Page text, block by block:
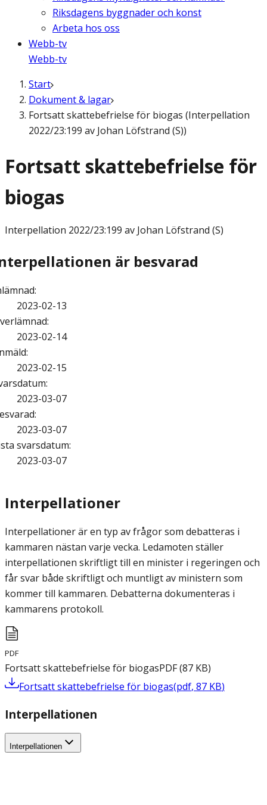
Riksdagens byggnader och konst
Arbeta hos oss
Webb-tv
Webb-tv
Start
Dokument & lagar
Fortsatt skattebefrielse för biogas (Interpellation
2022/23:199 av Johan Löfstrand (S))
Fortsatt skattebefrielse för
biogas
Interpellation 2022/23:199 av Johan Löfstrand (S)
är besvarad
:
2023-02-13
:
2023-02-14
:
2023-02-15
:
2023-03-07
:
2023-03-07
svarsdatum:
2023-03-07
Interpellationer
Interpellationer är en typ av frågor som debatteras i
kammaren nästan varje vecka. Ledamoten ställer
interpellationen skriftligt till en minister i regeringen och
får svar både skriftligt och muntligt av ministern som
kommer till kammaren. Debatterna dokumenteras i
kammarens protokoll.
PDF
Fortsatt skattebefrielse för biogasPDF(87 KB)
Fortsatt skattebefrielse för biogas(pdf, 87 KB)
Interpellationen
Interpellationen